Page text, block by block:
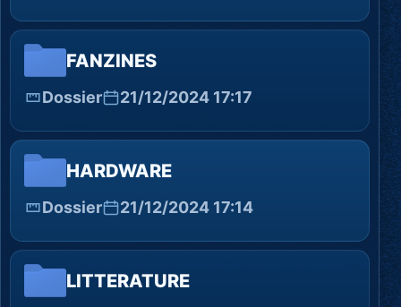
FANZINES
Dossier 21/12/2024 17:17
HARDWARE
Dossier 21/12/2024 17:14
LITTERATURE